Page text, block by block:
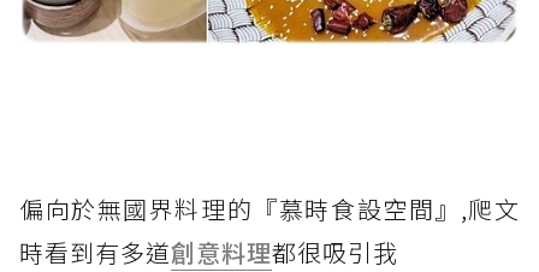
偏向於無國界料理的『慕時食設空間』,爬文
時看到有多道創意料理都很吸引我